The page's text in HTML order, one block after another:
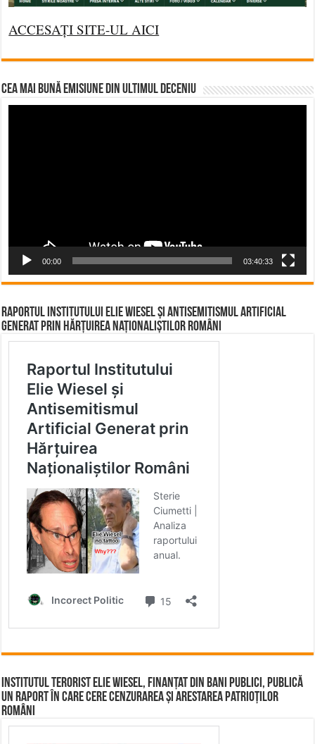
ACCESAȚI SITE-UL AICI
CEA MAI BUNĂ EMISIUNE DIN ULTIMUL DECENIU
00:00 03:40:33
Raportul Institutului Elie Wiesel și Antisemitismul Artificial
Generat prin Hărțuirea Naționaliștilor Români
Institutul terorist Elie Wiesel, finanțat din bani publici, publică
un raport în care cere cenzurarea și arestarea patrioților
români